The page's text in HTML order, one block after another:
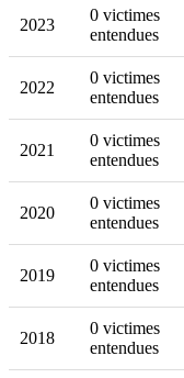
2023
0 victimes
entendues
2022
0 victimes
entendues
2021
0 victimes
entendues
2020
0 victimes
entendues
2019
0 victimes
entendues
2018
0 victimes
entendues